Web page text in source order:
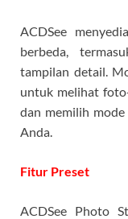
ACDSee
berbeda,
tampilan detail.
untuk melihat
dan memilih
Anda.
Fitur Preset
ACDSee Photo